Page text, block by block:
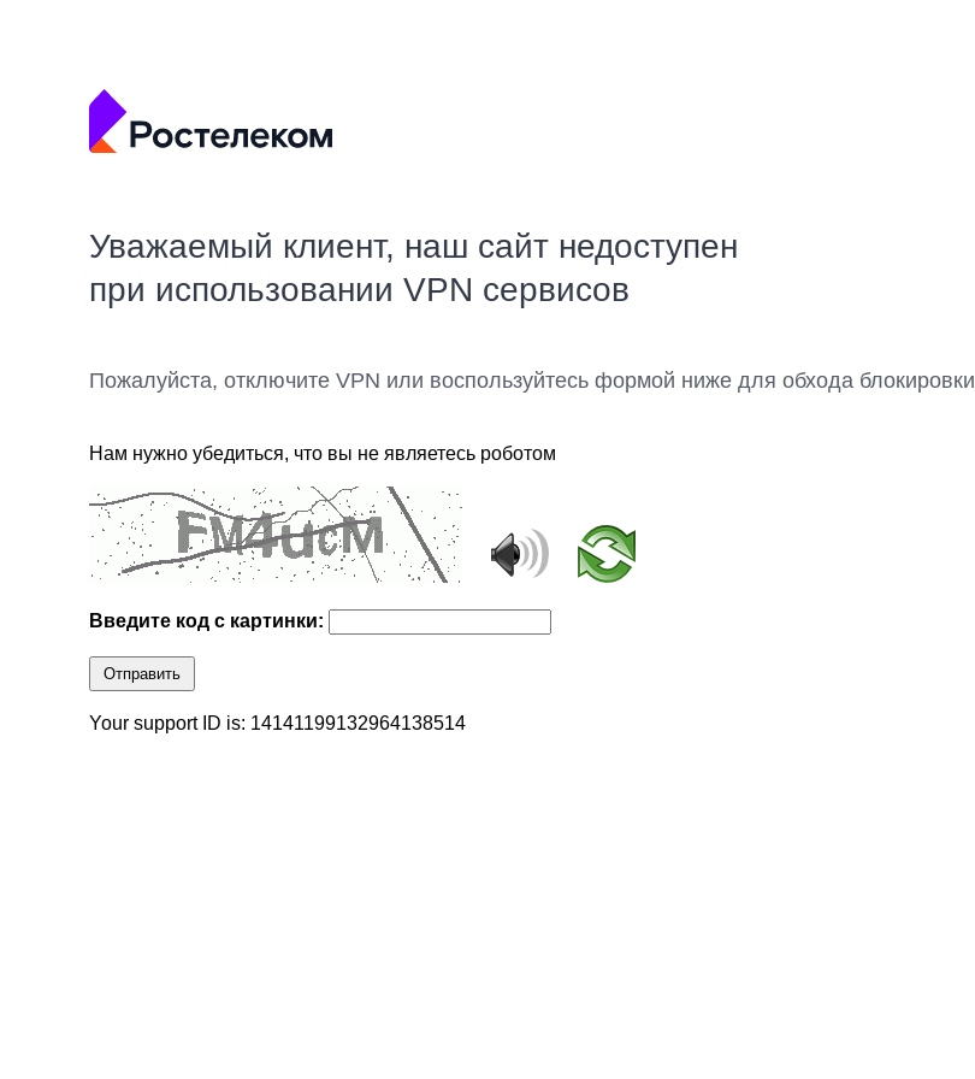
Уважаемый клиент, наш сайт недоступен
при использовании VPN сервисов
Пожалуйста, отключите VPN или воспользуйтесь формой ниже для обхода блокировки
Нам нужно убедиться, что вы не являетесь роботом
Введите код с картинки:
Отправить
Your support ID is: 14141199132964138514